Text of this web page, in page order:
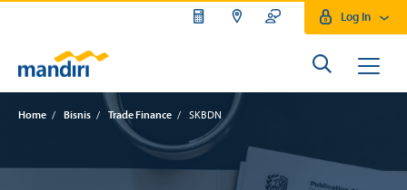
Log In
Home / Bisnis / Trade Finance / SKBDN